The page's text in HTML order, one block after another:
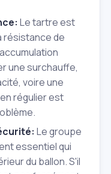
Le tartre est
résistance de
une surchauffe,
voire une
régulier est
Le groupe
essentiel qui
du ballon. S'il